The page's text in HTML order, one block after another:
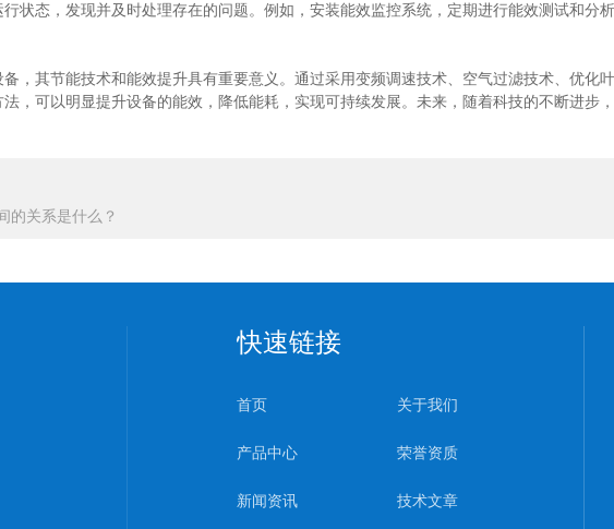
态，发现并及时处理存在的问题。例如，安装能效监控系统，定期进行能效测试和分
，其节能技术和能效提升具有重要意义。通过采用变频调速技术、空气过滤技术、优化
，可以明显提升设备的能效，降低能耗，实现可持续发展。未来，随着科技的不断进步
的关系是什么？
快速链接
首页 关于我们
产品中心 荣誉资质
新闻资讯 技术文章